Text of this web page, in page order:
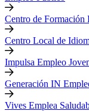
Centro de Formación
Centro Local de
Impulsa Empleo
Generación IN
Vives Emplea